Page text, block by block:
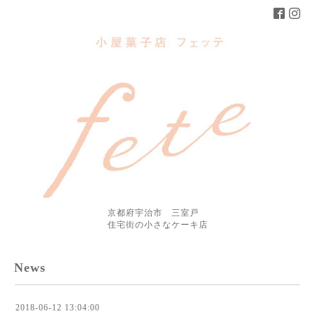
京都府宇治市 三室戸
住宅街の小さなケーキ店
News
2018-06-12 13:04:00